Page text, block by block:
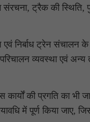
संरचना, ट्रैक की
निर्बाध ट्रेन संचालन के
व्यवस्था एवं
की प्रगति का भी
में पूर्ण किया जाए,